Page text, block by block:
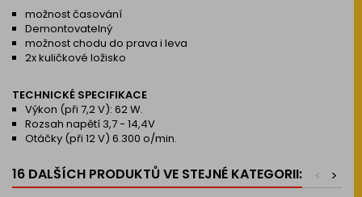
možnost časování
Demontovatelný
možnost chodu do prava i leva
2x kuličkové ložisko
TECHNICKÉ SPECIFIKACE
Výkon (při 7,2 V): 62 W.
Rozsah napětí 3,7 - 14,4V
Otáčky (při 12 V) 6.300 o/min.
16 DALŠÍCH PRODUKTŮ VE STEJNÉ KATEGORII: >
<